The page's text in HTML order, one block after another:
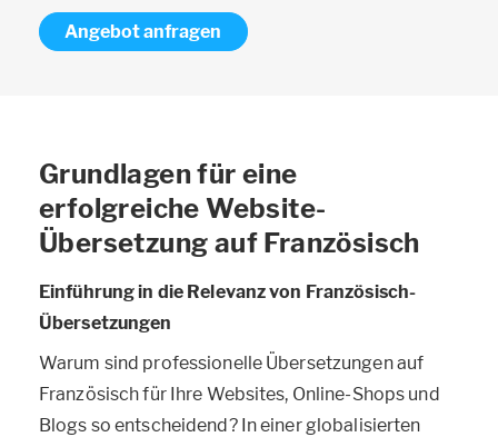
Angebot anfragen
Grundlagen für eine
erfolgreiche Website-
Übersetzung auf Französisch
Einführung in die Relevanz von Französisch-
Übersetzungen
Warum sind professionelle Übersetzungen auf
Französisch für Ihre Websites, Online-Shops und
Blogs so entscheidend? In einer globalisierten